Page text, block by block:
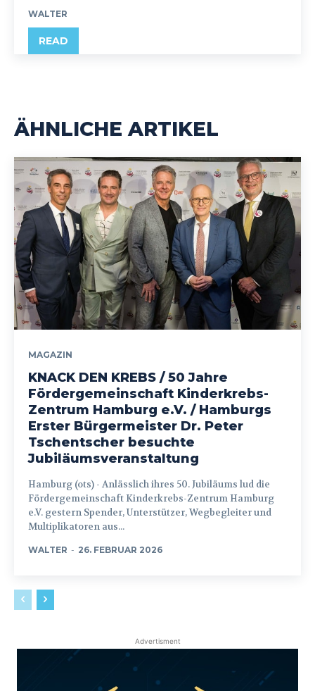
WALTER
READ
ÄHNLICHE ARTIKEL
MAGAZIN
KNACK DEN KREBS / 50 Jahre
Fördergemeinschaft Kinderkrebs-
Zentrum Hamburg e.V. / Hamburgs
Erster Bürgermeister Dr. Peter
Tschentscher besuchte
Jubiläumsveranstaltung
Hamburg (ots) - Anlässlich ihres 50. Jubiläums lud die
Fördergemeinschaft Kinderkrebs-Zentrum Hamburg
e.V. gestern Spender, Unterstützer, Wegbegleiter und
Multiplikatoren aus...
WALTER - 26. FEBRUAR 2026
Advertisment